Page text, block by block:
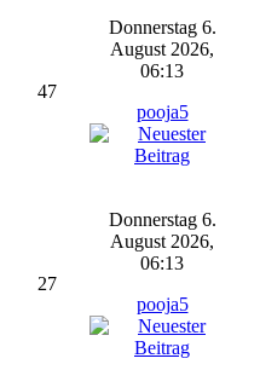
47
Donnerstag 6.
August 2026,
06:13
pooja5
27
Donnerstag 6.
August 2026,
06:13
pooja5